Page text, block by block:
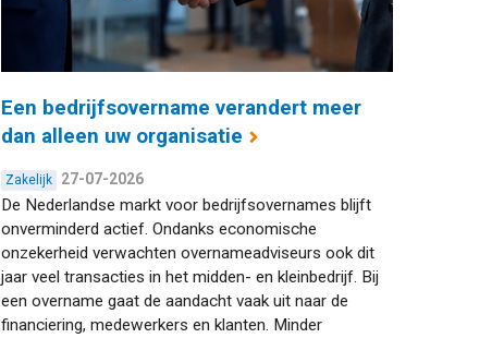
Een bedrijfsovername verandert meer
dan alleen uw organisatie
Zakelijk 27-07-2026
De Nederlandse markt voor bedrijfsovernames blijft
onverminderd actief. Ondanks economische
onzekerheid verwachten overnameadviseurs ook dit
jaar veel transacties in het midden- en kleinbedrijf. Bij
een overname gaat de aandacht vaak uit naar de
financiering, medewerkers en klanten. Minder